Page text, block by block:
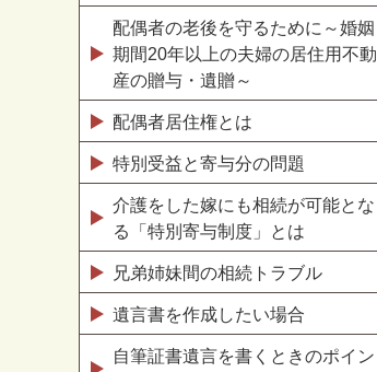
配偶者の老後を守るために～婚姻
期間20年以上の夫婦の居住用不動
産の贈与・遺贈～
配偶者居住権とは
特別受益と寄与分の問題
介護をした嫁にも相続が可能とな
る「特別寄与制度」とは
兄弟姉妹間の相続トラブル
遺言書を作成したい場合
自筆証書遺言を書くときのポイン